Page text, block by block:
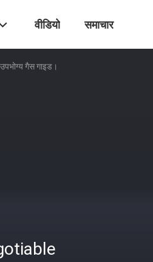
वीडियो समाचार
गैस गाइड।